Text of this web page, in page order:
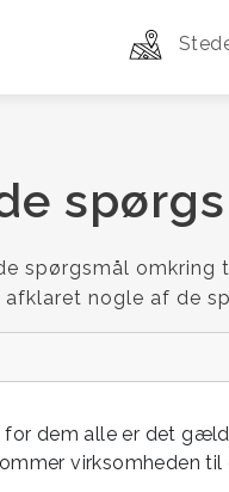
spørgsmål omkring
nogle af de
dem alle er det
virksomheden til